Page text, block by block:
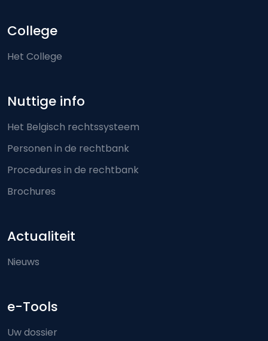
College
Het College
Nuttige info
Het Belgisch rechtssysteem
Personen in de rechtbank
Procedures in de rechtbank
Brochures
Actualiteit
Nieuws
e-Tools
Uw dossier